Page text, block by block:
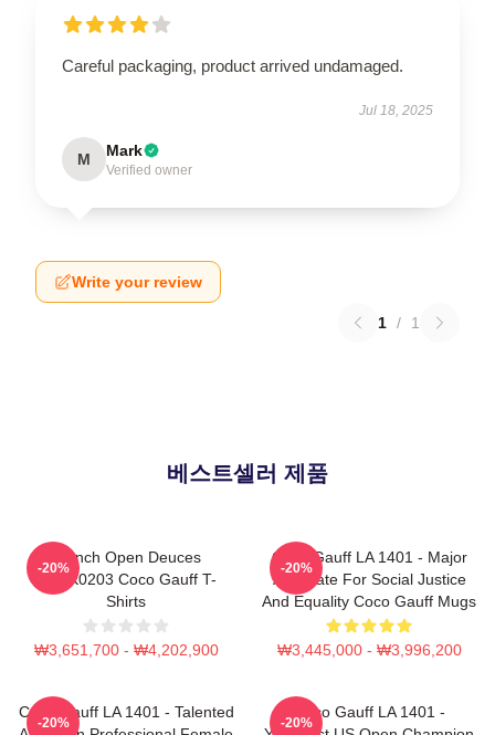
Careful packaging, product arrived undamaged.
Jul 18, 2025
M Mark
Verified owner
Write your review
1 / 1
베스트셀러 제품
French Open Deuces
DTNK0203 Coco Gauff T-
Shirts
₩3,651,700 - ₩4,202,900
-20%
Coco Gauff LA 1401 - Major
Advocate For Social Justice
And Equality Coco Gauff Mugs
₩3,445,000 - ₩3,996,200
-20%
Coco Gauff LA 1401 - Talented
-20%
Coco Gauff LA 1401 -
-20%